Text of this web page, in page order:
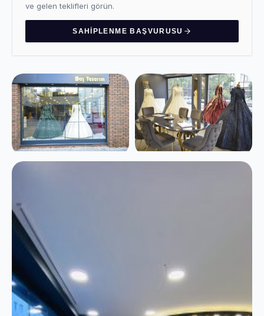
ve gelen teklifleri görün.
SAHIPLENME BAŞVURUSU